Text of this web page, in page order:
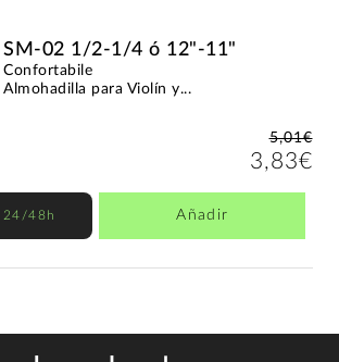
SM-02 1/2-1/4 ó 12"-11"
Confortabile
Almohadilla para Violín y...
5,01€
3,83€
24/48h Añadir